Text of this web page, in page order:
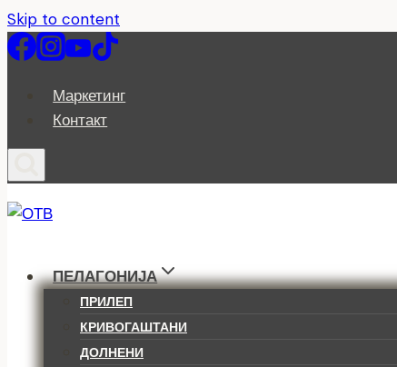
Skip to content
Маркетинг
Контакт
ПЕЛАГОНИЈА
ПРИЛЕП
КРИВОГАШТАНИ
ДОЛНЕНИ